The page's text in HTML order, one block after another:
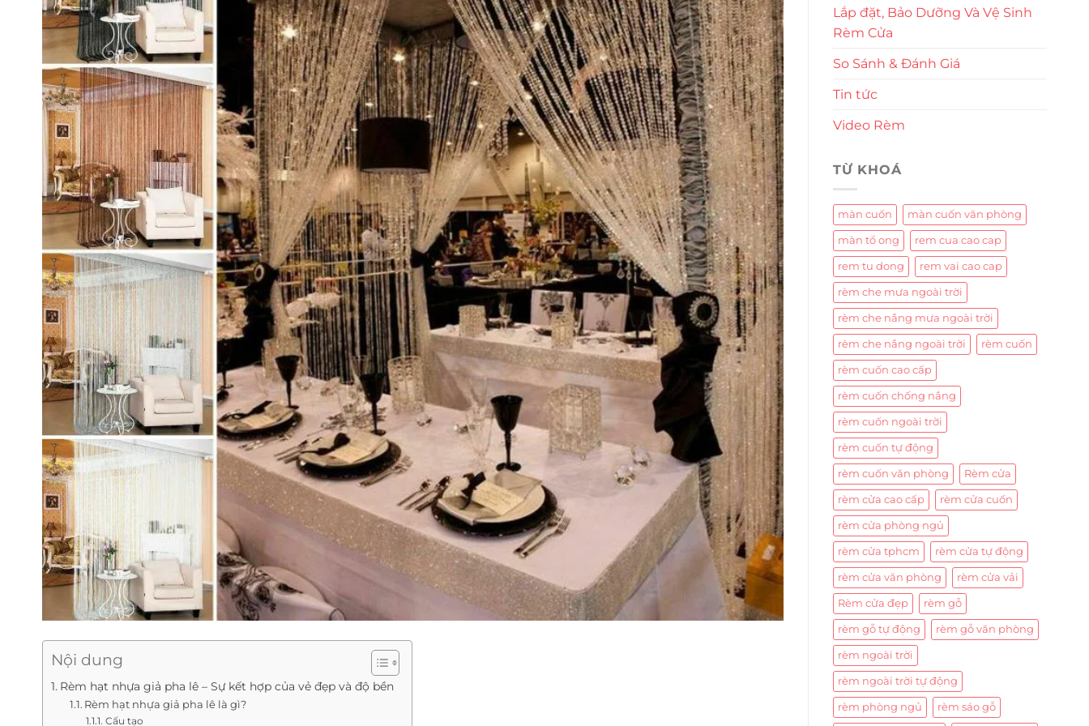
Nội dung
Rèm hạt nhựa giả pha lê – Sự kết hợp của vẻ đẹp và độ bền
Rèm hạt nhựa giả pha lê là gì?
Cấu tạo
Lắp đặt, Bảo Dưỡng Và Vệ Sinh
Rèm Cửa
So Sánh & Đánh Giá
Tin tức
Video Rèm
TỪ KHOÁ
màn cuốn màn cuốn văn phòng
màn tổ ong rem cua cao cap
rem tu dong rem vai cao cap
rèm che mưa ngoài trời
rèm che nắng mưa ngoài trời
rèm che nắng ngoài trời rèm cuốn
rèm cuốn cao cấp
rèm cuốn chống nắng
rèm cuốn ngoài trời
rèm cuốn tự động
rèm cuốn văn phòng Rèm cửa
rèm cửa cao cấp rèm cửa cuốn
rèm cửa phòng ngủ
rèm cửa tphcm rèm cửa tự động
rèm cửa văn phòng rèm cửa vải
Rèm cửa đẹp rèm gỗ
rèm gỗ tự động rèm gỗ văn phòng
rèm ngoài trời
rèm ngoài trời tự động
rèm phòng ngủ rèm sáo gỗ